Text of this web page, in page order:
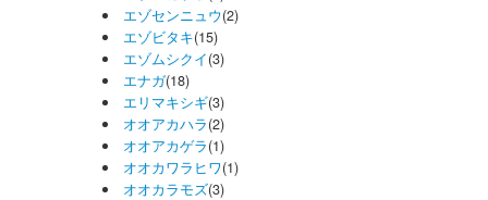
エゾセンニュウ(2)
エゾビタキ(15)
エゾムシクイ(3)
エナガ(18)
エリマキシギ(3)
オオアカハラ(2)
オオアカゲラ(1)
オオカワラヒワ(1)
オオカラモズ(3)